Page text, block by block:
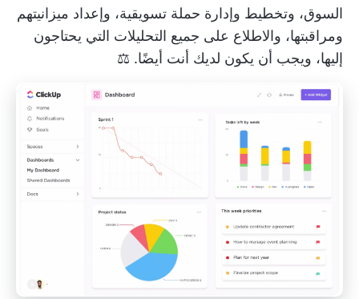
السوق، وتخطيط وإدارة حملة تسويقية، وإعداد ميزانيتهم
ومراقبتها، والاطلاع على جميع التحليلات التي يحتاجون
إليها، ويجب أن يكون لديك أنت أيضًا. ⚖️